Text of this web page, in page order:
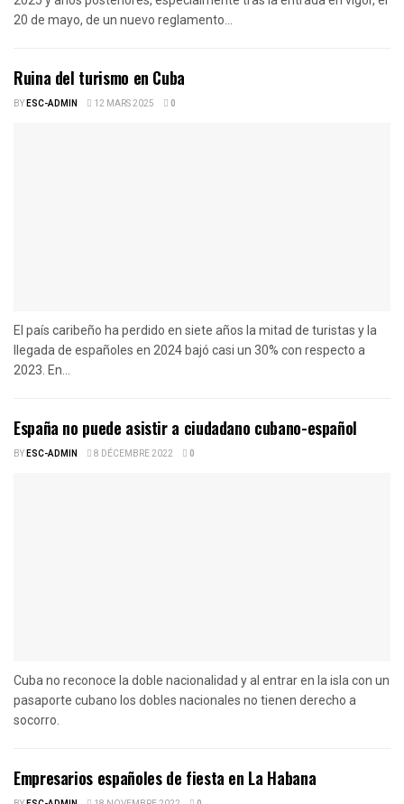
20 de mayo, de un nuevo reglamento...
Ruina del turismo en Cuba
BYESC-ADMIN 12 MARS 2025 0
El país caribeño ha perdido en siete años la mitad de turistas y la
llegada de españoles en 2024 bajó casi un 30% con respecto a
2023. En...
España no puede asistir a ciudadano cubano-español
BYESC-ADMIN 8 DÉCEMBRE 2022 0
Cuba no reconoce la doble nacionalidad y al entrar en la isla con un
pasaporte cubano los dobles nacionales no tienen derecho a
socorro.
Empresarios españoles de fiesta en La Habana